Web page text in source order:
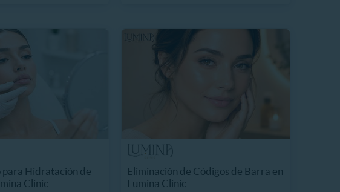
Hidratación de
Clinic
Eliminación de Códigos de Barra en
Lumina Clinic